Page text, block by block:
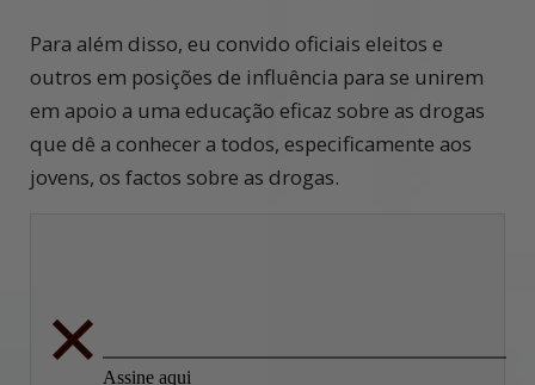
Para além disso, eu convido oficiais eleitos e
outros em posições de influência para se unirem
em apoio a uma educação eficaz sobre as drogas
que dê a conhecer a todos, especificamente aos
jovens, os factos sobre as drogas.